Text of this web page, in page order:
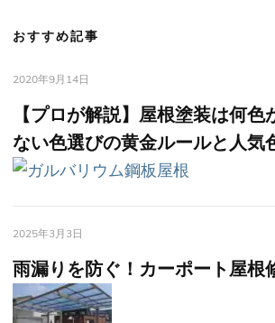
おすすめ記事
2020年9月14日
【プロが解説】屋根塗装は何色
ない色選びの黄金ルールと人気
2025年3月3日
雨漏りを防ぐ！カーポート屋根